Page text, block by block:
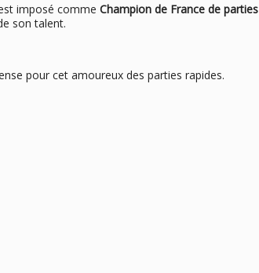
imposé comme Champion de France de parties
son talent.
pour cet amoureux des parties rapides.